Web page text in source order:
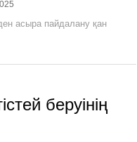
асыра пайдалану қан
беруінің